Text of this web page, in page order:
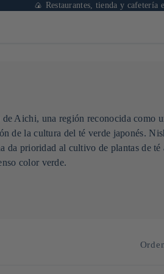
🍙 Restaurantes, tienda y cafetería en
Aichi, una región reconocida como
de la cultura del té verde japonés.
prioridad al cultivo de plantas de
color verde.
que practican una agricultura
y modernidad para satisfacer a